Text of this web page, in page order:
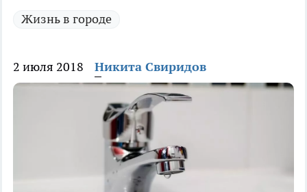
Жизнь в городе
2 июля 2018 Никита Свиридов